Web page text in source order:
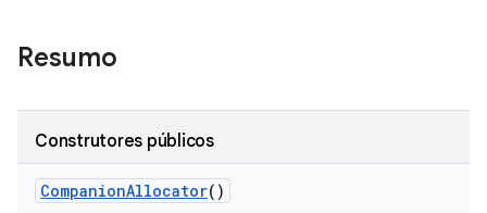
Resumo
Construtores públicos
CompanionAllocator()